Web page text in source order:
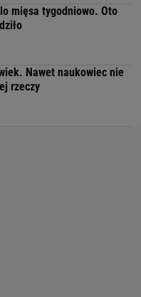
mięsa tygodniowo. Oto
Nawet naukowiec nie
rzeczy